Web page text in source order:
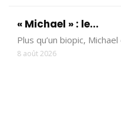
« Michael » : le...
Plus qu’un biopic,
8 août 2026